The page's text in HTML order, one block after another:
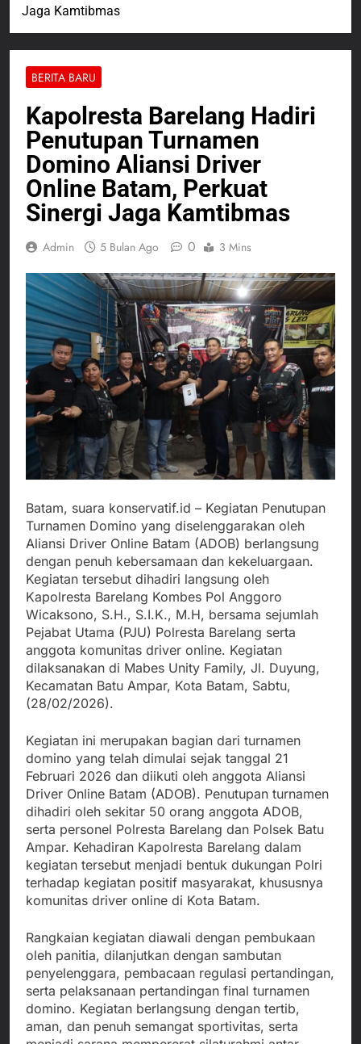
Jaga Kamtibmas
BERITA BARU
Kapolresta Barelang Hadiri
Penutupan Turnamen
Domino Aliansi Driver
Online Batam, Perkuat
Sinergi Jaga Kamtibmas
Admin 5 Bulan Ago 0 3 Mins
Batam, suara konservatif.id – Kegiatan Penutupan
Turnamen Domino yang diselenggarakan oleh
Aliansi Driver Online Batam (ADOB) berlangsung
dengan penuh kebersamaan dan kekeluargaan.
Kegiatan tersebut dihadiri langsung oleh
Kapolresta Barelang Kombes Pol Anggoro
Wicaksono, S.H., S.I.K., M.H, bersama sejumlah
Pejabat Utama (PJU) Polresta Barelang serta
anggota komunitas driver online. Kegiatan
dilaksanakan di Mabes Unity Family, Jl. Duyung,
Kecamatan Batu Ampar, Kota Batam, Sabtu,
(28/02/2026).
Kegiatan ini merupakan bagian dari turnamen
domino yang telah dimulai sejak tanggal 21
Februari 2026 dan diikuti oleh anggota Aliansi
Driver Online Batam (ADOB). Penutupan turnamen
dihadiri oleh sekitar 50 orang anggota ADOB,
serta personel Polresta Barelang dan Polsek Batu
Ampar. Kehadiran Kapolresta Barelang dalam
kegiatan tersebut menjadi bentuk dukungan Polri
terhadap kegiatan positif masyarakat, khususnya
komunitas driver online di Kota Batam.
Rangkaian kegiatan diawali dengan pembukaan
oleh panitia, dilanjutkan dengan sambutan
penyelenggara, pembacaan regulasi pertandingan,
serta pelaksanaan pertandingan final turnamen
domino. Kegiatan berlangsung dengan tertib,
aman, dan penuh semangat sportivitas, serta